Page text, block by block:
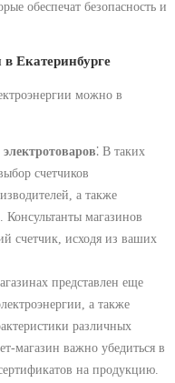
обеспечат безопасность и
в Екатеринбурге
можно в
⁚ В таких
счетчиков
а также
магазинов
счетчик, исходя из ваших
представлен еще
а также
различных
магазин важно убедиться в
на продукцию.